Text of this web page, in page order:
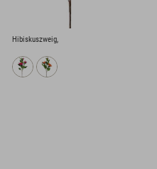
Hibiskuszweig,